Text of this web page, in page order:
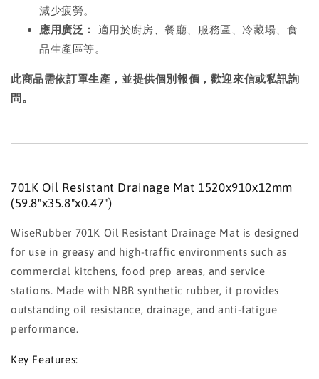
減少疲勞。
應用廣泛：
適用於廚房、餐廳、服務區、冷藏場、食
品生產區等。
此商品需依訂單生產，並提供個別報價，歡迎來信或私訊詢
問。
701K Oil Resistant Drainage Mat 1520x910x12mm
(59.8"x35.8"x0.47")
WiseRubber 701K Oil Resistant Drainage Mat is designed
for use in greasy and high-traffic environments such as
commercial kitchens, food prep areas, and service
stations. Made with NBR synthetic rubber, it provides
outstanding oil resistance, drainage, and anti-fatigue
performance.
Key Features: